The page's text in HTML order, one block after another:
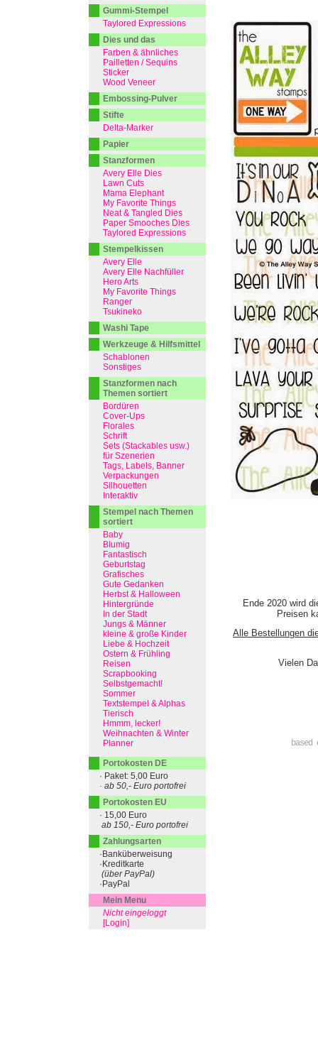
Ende 2020 wird
Preisen
Alle Bestellungen
Vielen
Gummi-Stempel
Taylored Expressions
Dies und das
Farben & ähnliches
Pailletten / Sequins
Sticker
Wood Veneer
Embossing-Pulver
Stifte
Delta-Marker
Papier
Stanzformen
Avery Elle Dies
Lawn Cuts
Mama Elephant
My Favorite Things
Neat & Tangled Dies
Paper Smooches Dies
Taylored Expressions
Stempelkissen
Avery Elle
Avery Elle Nachfüller
Hero Arts
My Favorite Things
Ranger
Tsukineko
Washi Tape
Werkzeuge & Hilfsmittel
Schablonen
Sonstiges
Stanzformen nach
Themen sortiert
Bordüren
Cover-Ups
Florales
Schrift
Sets (Stackables usw.)
für Szenerien
Tags, Labels, Banner
Verpackungen
Silhouetten
Interaktiv
Stempel nach Themen
sortiert
Baby
Blumig
Fantastisch
Geburtstag
Grafisches
Gute Gedanken
Herbst & Halloween
Hintergründe
In der Stadt
Jungs & Männer
kleine & große Kinder
Liebe & Hochzeit
Ostern & Frühling
Reisen
Scrapbooking
Selbstgemacht!
Sommer
Textstempel & Alphas
Tierisch
Hmmm, lecker!
Weihnachten & Winter
Planner
Portokosten DE
· Paket: 5,00 Euro
· ab 50,- Euro portofrei
Portokosten EU
· 15,00 Euro
ab 150,- Euro portofrei
Zahlungsarten
·Banküberweisung
·Kreditkarte
(über PayPal)
·PayPal
Mein Menu
Nicht eingeloggt
[Login]